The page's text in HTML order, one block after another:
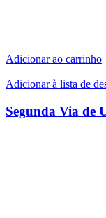
Adicionar ao carrinho
Adicionar à lista de
Segunda Via de